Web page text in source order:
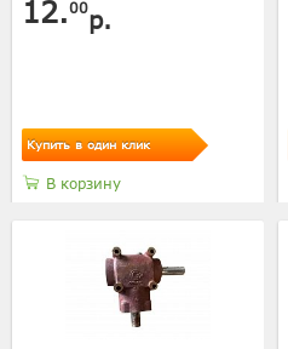
12.00р.
Купить в один клик
В корзину